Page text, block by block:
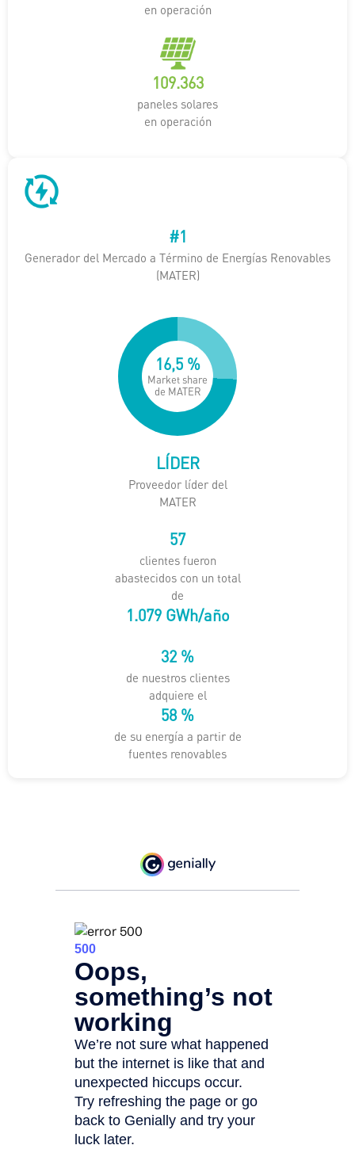
en operación
170.880
paneles solares
en operación
#1
Generador del Mercado a Término de Energías Renovables
(MATER)
25,8%
Market share
de MATER
LÍDER
Proveedor líder del
MATER
57
clientes fueron
abastecidos con un total
de
1.686GWh/año
50 %
de nuestros clientes
adquiere el
90%
de su energía a partir de
fuentes renovables